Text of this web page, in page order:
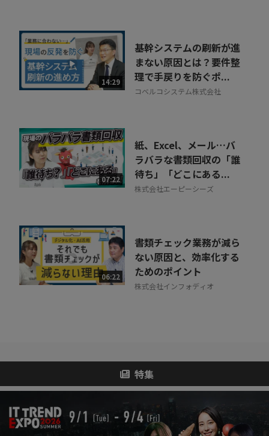
14:29
基幹システムの刷新が進
まない原因とは？要件整
理で手戻りを防ぐポ...
コベルコシステム株式会社
07:22
紙、Excel、メール…バ
ラバラな書類回収の「誰
待ち」「どこにある...
株式会社エーピーシーズ
06:22
書類チェック業務が減ら
ない原因と、効率化する
ためのポイント
株式会社インフォディオ
特集